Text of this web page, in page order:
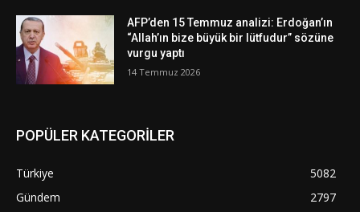
AFP’den 15 Temmuz analizi: Erdoğan’ın
“Allah’ın bize büyük bir lütfudur” sözüne
vurgu yaptı
14 Temmuz 2026
POPÜLER KATEGORİLER
Türkiye
5082
Gündem
2797